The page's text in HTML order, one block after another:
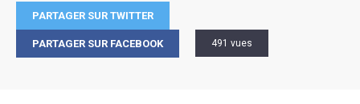
PARTAGER SUR TWITTER
PARTAGER SUR FACEBOOK 491 vues